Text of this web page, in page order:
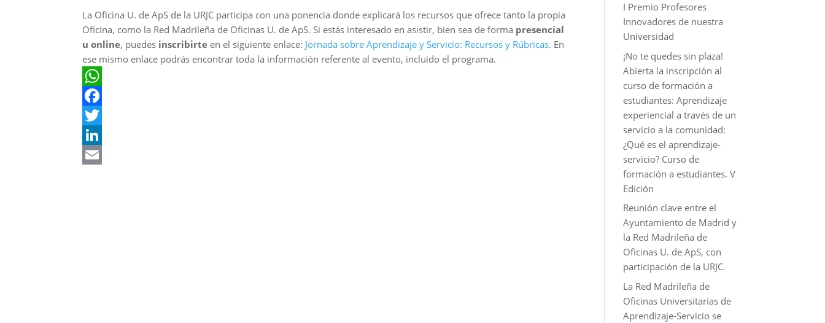
La Oficina U. de ApS de la URJC participa con una ponencia donde explicará los recursos que ofrece tanto la propia
Oficina, como la Red Madrileña de Oficinas U. de ApS. Si estás interesado en asistir, bien sea de forma presencial
u online, puedes inscribirte en el siguiente enlace: Jornada sobre Aprendizaje y Servicio: Recursos y Rúbricas. En
ese mismo enlace podrás encontrar toda la información referente al evento, incluido el programa.
W
h
a
t
F
a
c
T
w
L
I Premio Profesores
Innovadores de nuestra
Universidad
¡No te quedes sin plaza!
Abierta la inscripción al
curso de formación a
estudiantes: Aprendizaje
experiencial a través de un
servicio a la comunidad:
¿Qué es el aprendizaje-
servicio? Curso de
formación a estudiantes. V
Edición
Reunión clave entre el
Ayuntamiento de Madrid y
la Red Madrileña de
Oficinas U. de ApS, con
participación de la URJC.
La Red Madrileña de
Oficinas Universitarias de
Aprendizaje-Servicio se